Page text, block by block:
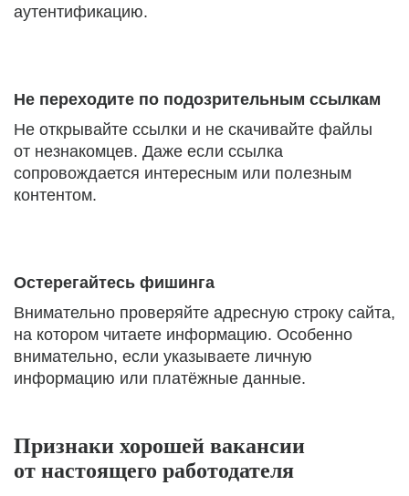
аутентификацию.
Не переходите по подозрительным ссылкам
Не открывайте ссылки и не скачивайте файлы
от незнакомцев. Даже если ссылка
сопровождается интересным или полезным
контентом.
Остерегайтесь фишинга
Внимательно проверяйте адресную строку сайта,
на котором читаете информацию. Особенно
внимательно, если указываете личную
информацию или платёжные данные.
Признаки хорошей вакансии
от настоящего работодателя